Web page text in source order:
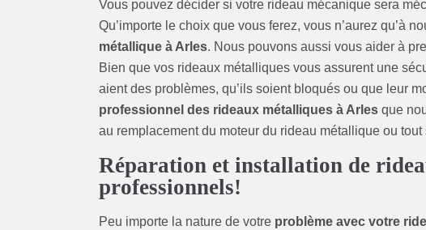
Vous pouvez décider si votre rideau mécanique sera
Qu’importe le choix que vous ferez, vous n’aurez qu’à
métallique à Arles. Nous pouvons aussi vous aider à
Bien que vos rideaux métalliques vous assurent une
aient des problèmes, qu’ils soient bloqués ou que leur
professionnel des rideaux métalliques à Arles que
au remplacement du moteur du rideau métallique ou
Réparation et installation de
professionnels!
Peu importe la nature de votre problème avec votre